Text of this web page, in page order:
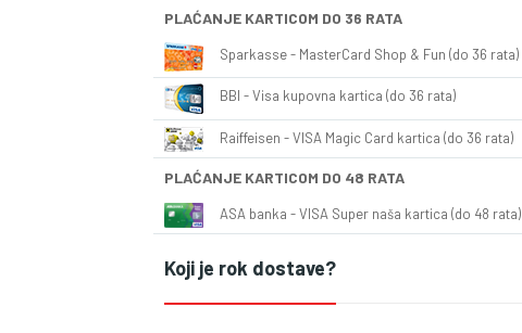
PLAĆANJE KARTICOM DO 36 RATA
Sparkasse - MasterCard Shop & Fun (do 36 rata)
BBI - Visa kupovna kartica (do 36 rata)
Raiffeisen - VISA Magic Card kartica (do 36 rata)
PLAĆANJE KARTICOM DO 48 RATA
ASA banka - VISA Super naša kartica (do 48 rata)
Koji je rok dostave?